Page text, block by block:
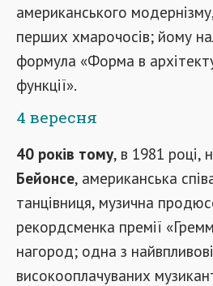
американського
перших хмарочосів; йому
формула «Форма в
функції».
4 вересня
40 років тому, в 1981 році,
Бейонсе, американська
танцівниця, музична
рекордсменка премії
нагород; одна з
високооплачуваних